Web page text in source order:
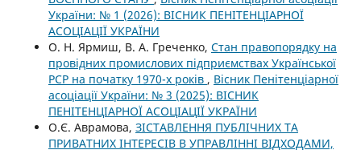
України: № 1 (2026): ВІСНИК ПЕНІТЕНЦІАРНОЇ
АСОЦІАЦІЇ УКРАЇНИ
О. Н. Ярмиш, В. А. Греченко, Стан правопорядку на
провідних промислових підприємствах Української
РСР на початку 1970-х років , Вісник Пенітенціарної
асоціації України: № 3 (2025): ВІСНИК
ПЕНІТЕНЦІАРНОЇ АСОЦІАЦІЇ УКРАЇНИ
О.Є. Аврамова, ЗІСТАВЛЕННЯ ПУБЛІЧНИХ ТА
ПРИВАТНИХ ІНТЕРЕСІВ В УПРАВЛІННІ ВІДХОДАМИ,